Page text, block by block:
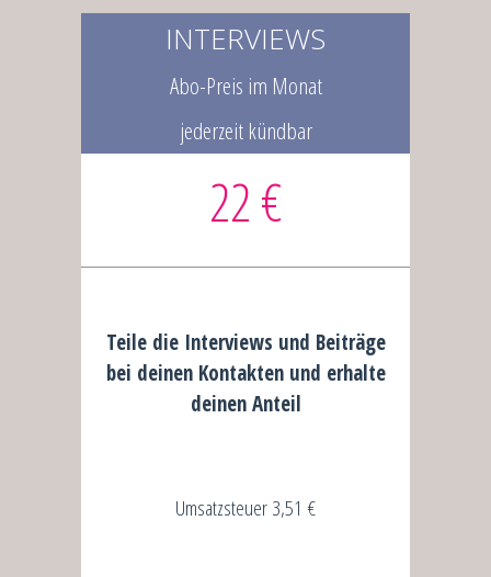
INTERVIEWS
Abo-Preis im Monat
jederzeit kündbar
22 €
Teile die Interviews und Beiträge
bei deinen Kontakten und erhalte
deinen Anteil
Umsatzsteuer 3,51 €